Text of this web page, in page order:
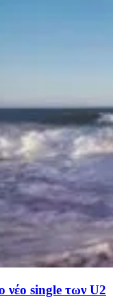
νέο single των U2